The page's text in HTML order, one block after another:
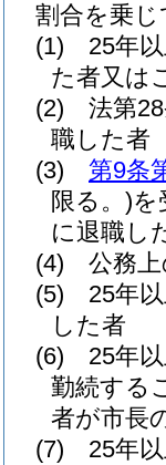
割合を乗
(1)
25年
た者又は
(2)
法第
職した者
(3)
第9条
限る。)を
に退職し
(4)
公務
(5)
25年
した者
(6)
25年
勤続する
者が市長
(7)
25年